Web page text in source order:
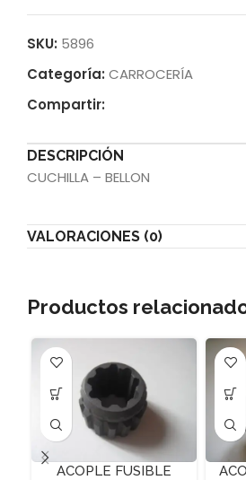
SKU: 5896
Categoría: CARROCERÍA
Compartir:
DESCRIPCIÓN
CUCHILLA – BELLON
VALORACIONES (0)
Productos
ACOPLE FUSIBLE